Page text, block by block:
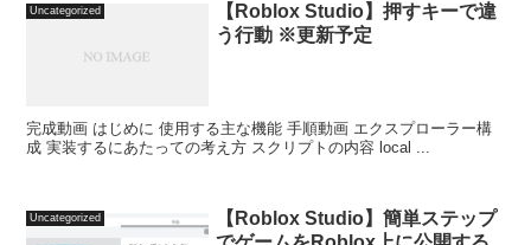
Uncategorized
【Roblox Studio】押すキーで違
う行動 ※更新予定
完成動画 はじめに 使用する主な機能 手順動画 エクスプローラー構
成 実装するにあたっての考え方 スクリプトの内容 local ...
Uncategorized
【Roblox Studio】簡単ステップ